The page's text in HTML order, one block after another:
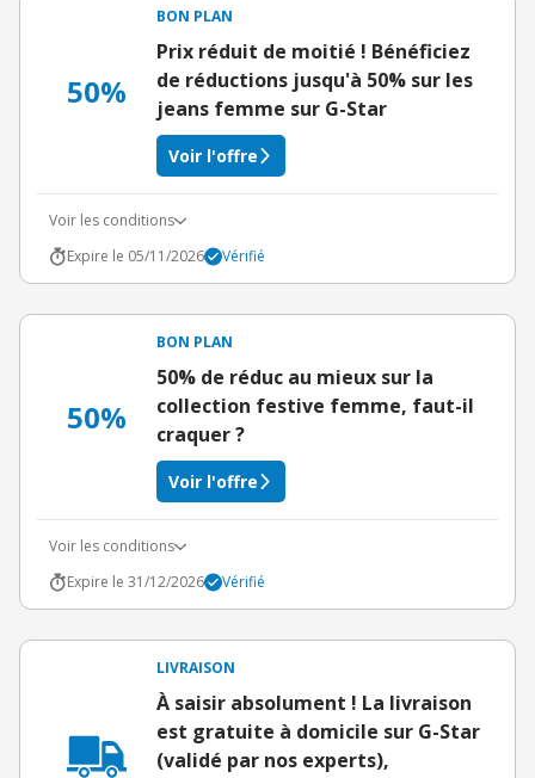
50%
BON PLAN
Prix réduit de moitié ! Bénéficiez
de réductions jusqu'à 50% sur les
jeans femme sur G-Star
Voir l'offre
Voir les conditions
Expire le 05/11/2026
Vérifié
50%
BON PLAN
50% de réduc au mieux sur la
collection festive femme, faut-il
craquer ?
Voir l'offre
Voir les conditions
Expire le 31/12/2026
Vérifié
LIVRAISON
À saisir absolument ! La livraison
est gratuite à domicile sur G-Star
(validé par nos experts),